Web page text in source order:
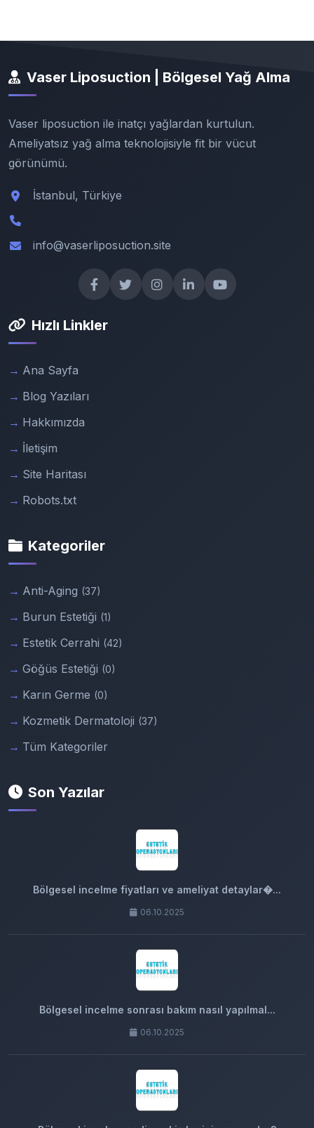
Vaser Liposuction | Bölgesel Yağ Alma
Vaser liposuction ile inatçı yağlardan kurtulun.
Ameliyatsız yağ alma teknolojisiyle fit bir vücut
görünümü.
İstanbul, Türkiye
info@vaserliposuction.site
Hızlı Linkler
Ana Sayfa
Blog Yazıları
Hakkımızda
İletişim
Site Haritası
Robots.txt
Kategoriler
Anti-Aging (37)
Burun Estetiği (1)
Estetik Cerrahi (42)
Göğüs Estetiği (0)
Karın Germe (0)
Kozmetik Dermatoloji (37)
Tüm Kategoriler
Son Yazılar
Bölgesel incelme fiyatları ve ameliyat detaylar�...
06.10.2025
Bölgesel incelme sonrası bakım nasıl yapılmal...
06.10.2025